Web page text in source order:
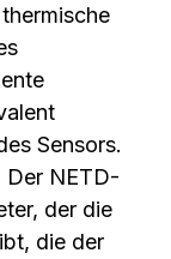
Sensors.
Der NETD-
der die
die der